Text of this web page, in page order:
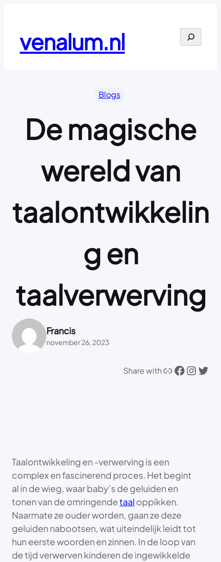
inhoudvenalum.nl Search
Blogs
De magische
wereld van
taalontwikkelin
g en
taalverwerving
Francis
november 26, 2023
Share withLink Facebook Instagram Twitter
Taalontwikkeling en -verwerving is een
complex en fascinerend proces. Het begint
al in de wieg, waar baby’s de geluiden en
tonen van de omringendetaal oppikken.
Naarmate ze ouder worden, gaan ze deze
geluiden nabootsen, wat uiteindelijk leidt tot
hun eerste woorden en zinnen. In de loop van
de tijd verwerven kinderen de ingewikkelde